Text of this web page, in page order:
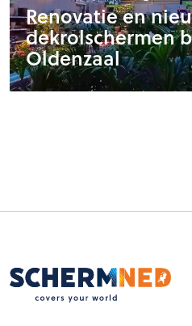
Renovatie en
dekrolschermen
Oldenzaal